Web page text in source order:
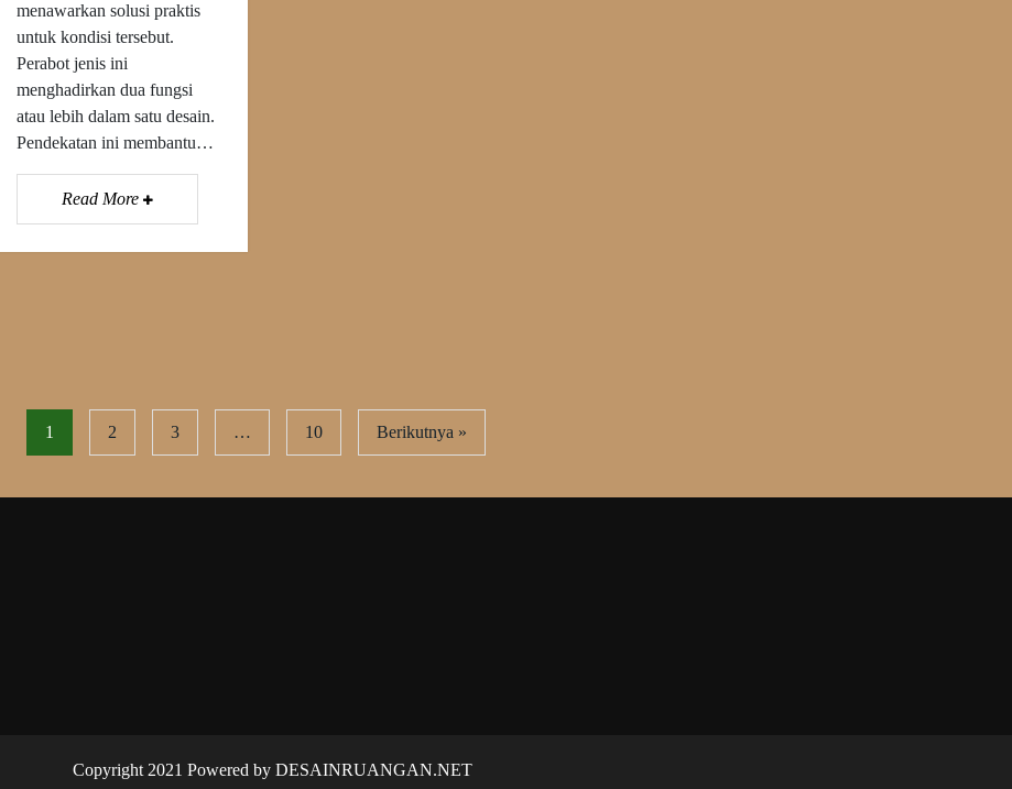
menawarkan solusi praktis
untuk kondisi tersebut.
Perabot jenis ini
menghadirkan dua fungsi
atau lebih dalam satu desain.
Pendekatan ini membantu…
Read More
1 2 3 … 10 Berikutnya »
Copyright 2021 Powered by DESAINRUANGAN.NET